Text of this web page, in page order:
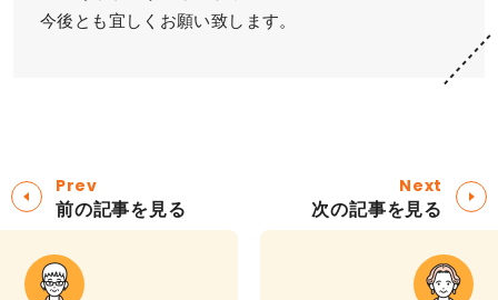
今後とも宜しくお願い致します。
Prev
前の記事を見る
Next
次の記事を見る